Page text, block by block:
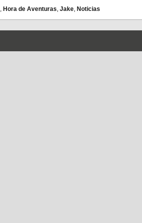
, Hora de Aventuras, Jake, Noticias